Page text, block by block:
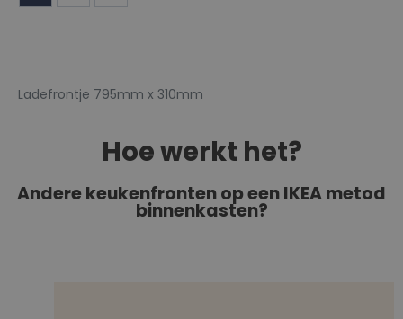
Ladefrontje 795mm x 310mm
Hoe werkt het?
Andere keukenfronten op een IKEA metod
binnenkasten?